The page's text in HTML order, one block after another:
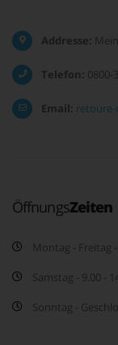
Addresse:
Telefon: 0800-
Email: retoure-
ÖffnungsZeiten
Montag - Freitag -
Samstag - 9.00 -
Sonntag -